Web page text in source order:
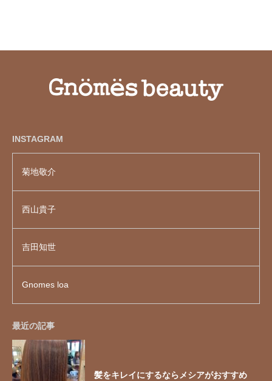
INSTAGRAM
菊地敬介
西山貴子
吉田知世
Gnomes loa
最近の記事
髪をキレイにするならメシアがおすすめ